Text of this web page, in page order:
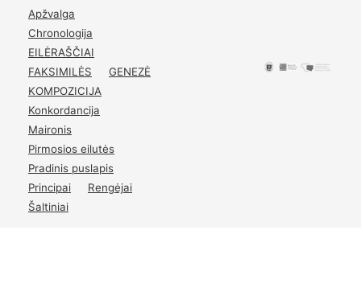
Apžvalga
Chronologija
EILĖRAŠČIAI
FAKSIMILĖS
GENEZĖ
KOMPOZICIJA
Konkordancija
Maironis
Pirmosios eilutės
Pradinis puslapis
Principai
Rengėjai
Šaltiniai